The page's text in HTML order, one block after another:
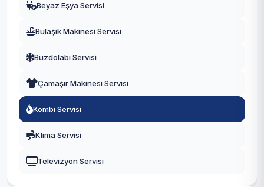
Beyaz Eşya Servisi
Bulaşık Makinesi Servisi
Buzdolabı Servisi
Çamaşır Makinesi Servisi
Kombi Servisi
Klima Servisi
Televizyon Servisi